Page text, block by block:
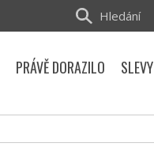
Hledání
PRÁVĚ DORAZILO SLEVY